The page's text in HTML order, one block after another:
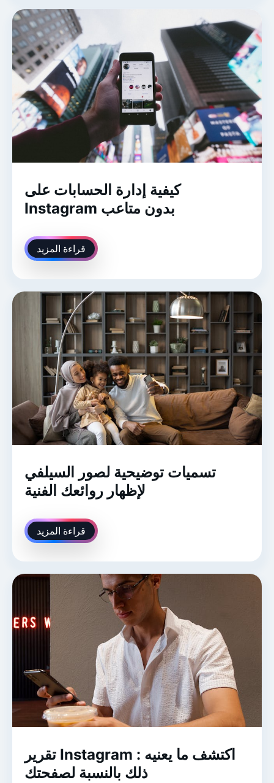
كيفية إدارة الحسابات على
Instagram بدون متاعب
قراءة المزيد
تسميات توضيحية لصور السيلفي
لإظهار روائعك الفنية
قراءة المزيد
تقرير Instagram : اكتشف ما يعنيه
ذلك بالنسبة لصفحتك